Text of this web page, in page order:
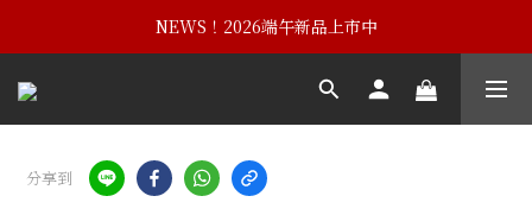
NEWS！黃埔建校102週年紀念酒
NEWS！2026端午新品上市中
NEWS！黃埔建校102週年紀念酒
分享到